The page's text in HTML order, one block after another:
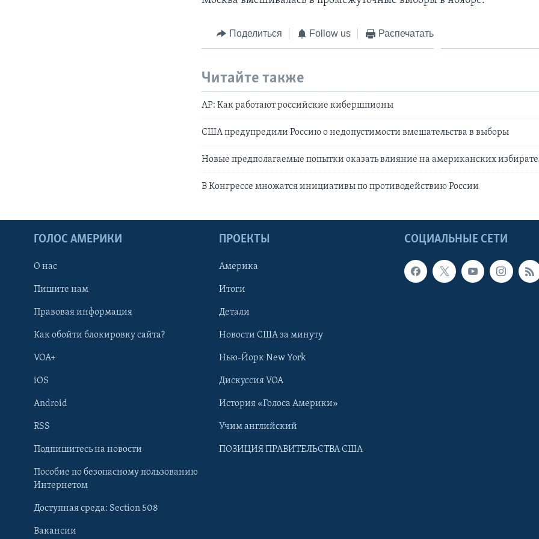
Learning English
Поделиться Follow us Распечатать
Читайте также
AP: Как работают российские кибершпионы
США предупредили Россию о недопустимости вмешательства в выборы
Новые предполагаемые попытки оказать влияние на американских
В Конгрессе множатся инициативы по противодействию России
СОЦИАЛЬНЫЕ СЕТИ
ГОЛОС АМЕРИКИ
О нас
Пишите нам
Правовая информация
Как обойти блокировку сайта?
VOA+
iOS
Android
RSS
Подпишитесь на новости
Пособие по безопасному пользованию
Интернетом
Доступная среда: Section 508
Вакансии
ПРОЕКТЫ
Америка
Итоги
Детали
Новости США за минуту
Нью-Йорк New York
Дискуссия VOA
История «Голоса Америки»
Учим английский
ПОЗИЦИЯ ПРАВИТЕЛЬСТВА США